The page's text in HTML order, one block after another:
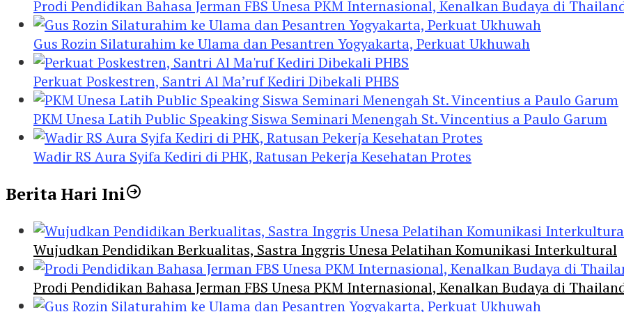
Prodi Pendidikan Bahasa Jerman FBS Unesa PKM Internasional, Kenalkan Budaya di
Gus Rozin Silaturahim ke Ulama dan Pesantren Yogyakarta, Perkuat Ukhuwah
Perkuat Poskestren, Santri Al Ma’ruf Kediri Dibekali PHBS
PKM Unesa Latih Public Speaking Siswa Seminari Menengah St. Vincentius a Paulo Garum
Wadir RS Aura Syifa Kediri di PHK, Ratusan Pekerja Kesehatan Protes
Berita Hari Ini
Wujudkan Pendidikan Berkualitas, Sastra Inggris Unesa Pelatihan Komunikasi Interkultural
Prodi Pendidikan Bahasa Jerman FBS Unesa PKM Internasional, Kenalkan Budaya di